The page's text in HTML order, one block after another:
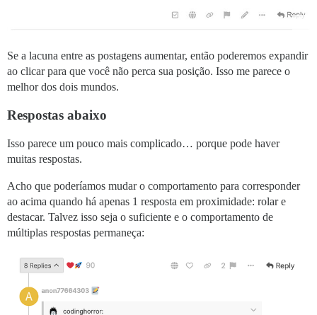
Se a lacuna entre as postagens aumentar, então poderemos expandir
ao clicar para que você não perca sua posição. Isso me parece o
melhor dos dois mundos.
Respostas abaixo
Isso parece um pouco mais complicado… porque pode haver
muitas respostas.
Acho que poderíamos mudar o comportamento para corresponder
ao acima quando há apenas 1 resposta em proximidade: rolar e
destacar. Talvez isso seja o suficiente e o comportamento de
múltiplas respostas permaneça: